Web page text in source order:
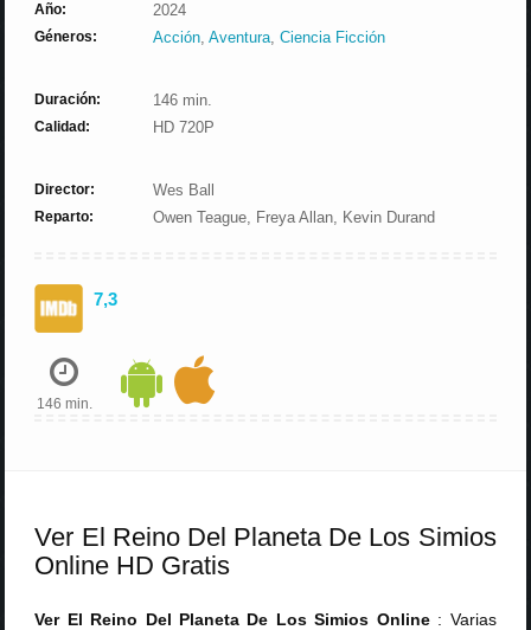
Año: 2024
Géneros: Acción,Aventura,Ciencia Ficción
Duración: 146 min.
Calidad: HD 720P
Director: Wes Ball
Reparto: Owen Teague, Freya Allan, Kevin Durand
7,3
146 min.
Ver El Reino Del Planeta De Los Simios
Online HD Gratis
Ver El Reino Del Planeta De Los Simios Online : Varias